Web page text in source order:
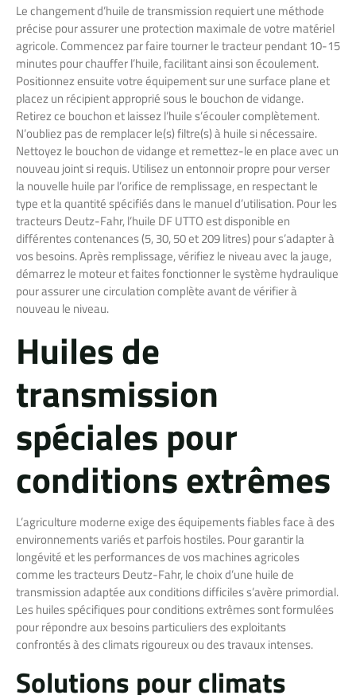
Le changement d’huile de transmission requiert une méthode
précise pour assurer une protection maximale de votre matériel
agricole. Commencez par faire tourner le tracteur pendant 10-15
minutes pour chauffer l’huile, facilitant ainsi son écoulement.
Positionnez ensuite votre équipement sur une surface plane et
placez un récipient approprié sous le bouchon de vidange.
Retirez ce bouchon et laissez l’huile s’écouler complètement.
N’oubliez pas de remplacer le(s) filtre(s) à huile si nécessaire.
Nettoyez le bouchon de vidange et remettez-le en place avec un
nouveau joint si requis. Utilisez un entonnoir propre pour verser
la nouvelle huile par l’orifice de remplissage, en respectant le
type et la quantité spécifiés dans le manuel d’utilisation. Pour les
tracteurs Deutz-Fahr, l’huile DF UTTO est disponible en
différentes contenances (5, 30, 50 et 209 litres) pour s’adapter à
vos besoins. Après remplissage, vérifiez le niveau avec la jauge,
démarrez le moteur et faites fonctionner le système hydraulique
pour assurer une circulation complète avant de vérifier à
nouveau le niveau.
Huiles de
transmission
spéciales pour
conditions extrêmes
L’agriculture moderne exige des équipements fiables face à des
environnements variés et parfois hostiles. Pour garantir la
longévité et les performances de vos machines agricoles
comme les tracteurs Deutz-Fahr, le choix d’une huile de
transmission adaptée aux conditions difficiles s’avère primordial.
Les huiles spécifiques pour conditions extrêmes sont formulées
pour répondre aux besoins particuliers des exploitants
confrontés à des climats rigoureux ou des travaux intenses.
Solutions pour climats